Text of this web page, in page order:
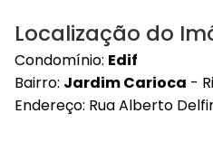
Localização do
Condomínio: Edif
Bairro: Jardim Carioca -
Endereço: Rua Alberto